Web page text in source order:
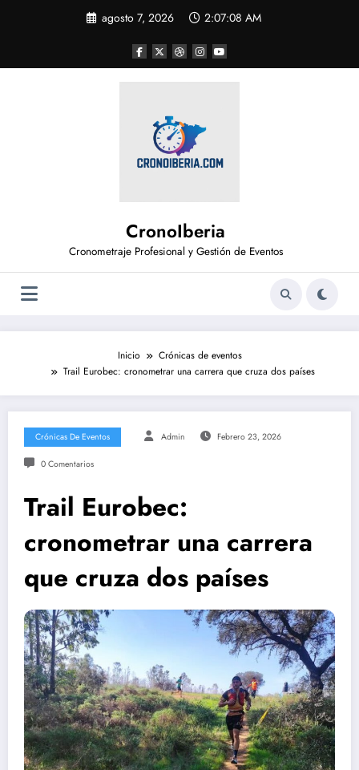
agosto 7, 2026 2:07:08 AM
CronoIberia
Cronometraje Profesional y Gestión de Eventos
Inicio
Crónicas de eventos
Trail Eurobec: cronometrar una carrera que cruza dos países
Crónicas De Eventos Admin Febrero 23, 2026
0 Comentarios
Trail Eurobec:
cronometrar una carrera
que cruza dos países